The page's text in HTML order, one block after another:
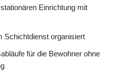
Einrichtung mit
Schichtdienst organisiert
für die Bewohner ohne